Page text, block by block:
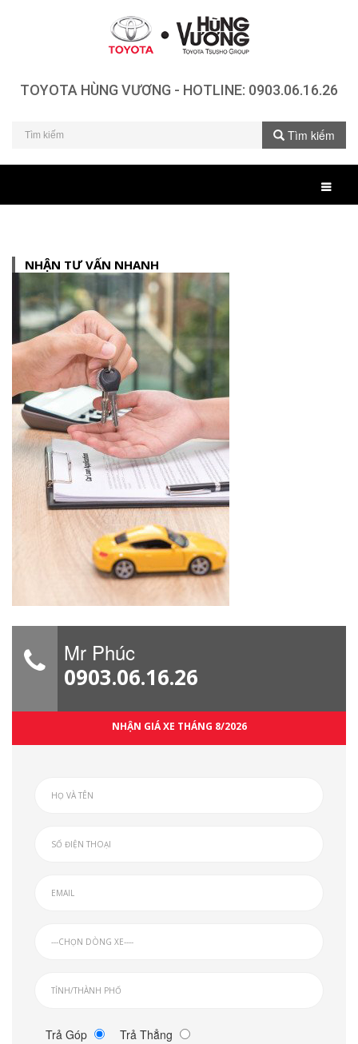
TOYOTA HÙNG VƯƠNG - HOTLINE: 0903.06.16.26
Tìm kiếm
NHẬN TƯ VẤN NHANH
Mr Phúc
0903.06.16.26
NHẬN GIÁ XE THÁNG 8/2026
Trả Góp Trả Thẳng